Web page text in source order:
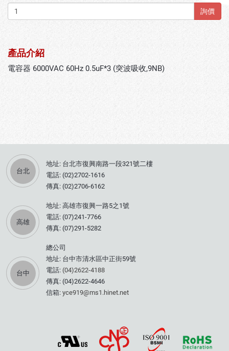
詢價
產品介紹
電容器 6000VAC 60Hz 0.5uF*3 (突波吸收,9NB)
台北
地址: 台北市復興南路一段321號二樓
電話: (02)2702-1616
傳真: (02)2706-6162
高雄
地址: 高雄市復興一路5之1號
電話: (07)241-7766
傳真: (07)291-5282
台中
總公司
地址: 台中市清水區中正街59號
電話: (04)2622-4188
傳真: (04)2622-4646
信箱:yce919@ms1.hinet.net